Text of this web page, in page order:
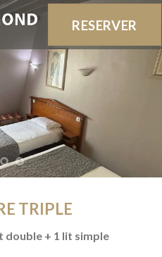
RESERVER
TRIPLE
double + 1 lit simple